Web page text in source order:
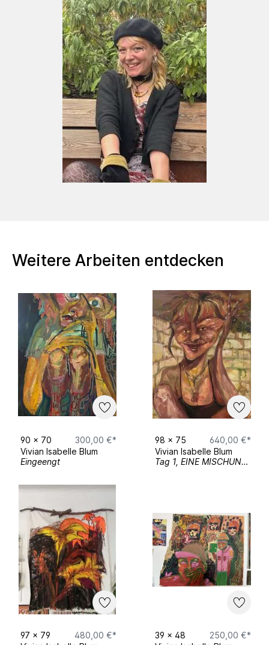
Weitere Arbeiten entdecken
90 x 70
300,00 €*
Vivian Isabelle Blum
Eingeengt
98 x 75
640,00 €*
Vivian Isabelle Blum
Tag 1, EINE MISCHUNG AUS FREUDE UND WUT
97 x 79
480,00 €*
39 x 48
250,00 €*